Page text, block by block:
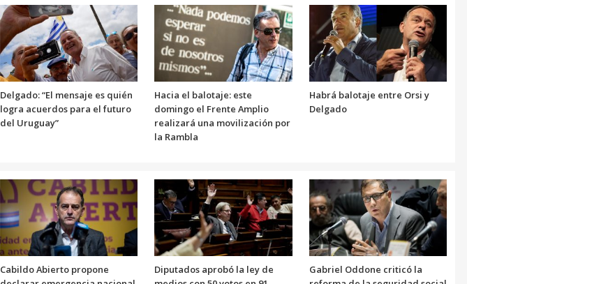
Delgado: “El mensaje es quién
logra acuerdos para el futuro
del Uruguay”
Hacia el balotaje: este
domingo el Frente Amplio
realizará una movilización por
la Rambla
Habrá balotaje entre Orsi y
Delgado
Cabildo Abierto propone
Diputados aprobó la ley de
Gabriel Oddone criticó la